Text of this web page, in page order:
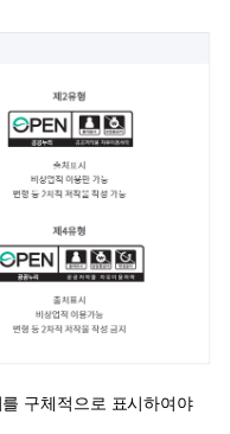
구체적으로 표시하여야